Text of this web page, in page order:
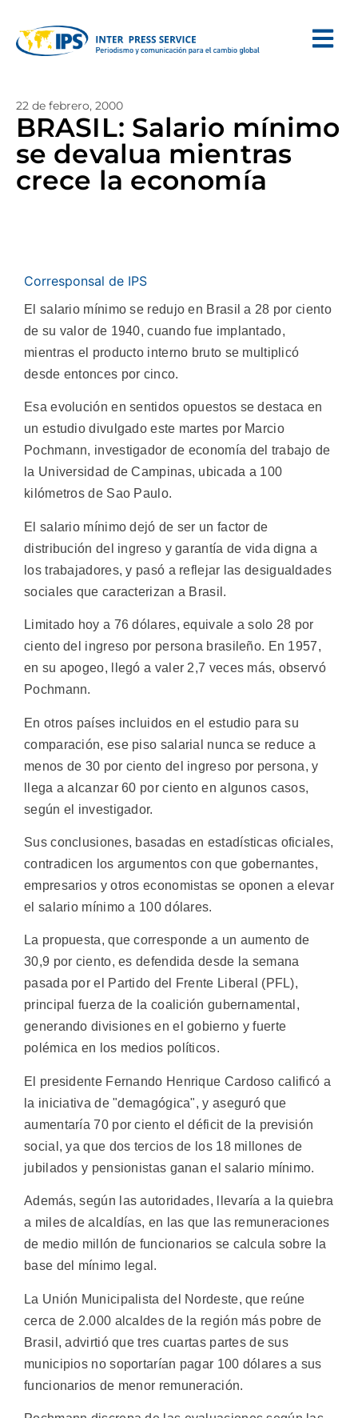
22 de febrero, 2000
BRASIL: Salario mínimo
se devalua mientras
crece la economía
Corresponsal de IPS
El salario mínimo se redujo en Brasil a 28 por ciento
de su valor de 1940, cuando fue implantado,
mientras el producto interno bruto se multiplicó
desde entonces por cinco.
Esa evolución en sentidos opuestos se destaca en
un estudio divulgado este martes por Marcio
Pochmann, investigador de economía del trabajo de
la Universidad de Campinas, ubicada a 100
kilómetros de Sao Paulo.
El salario mínimo dejó de ser un factor de
distribución del ingreso y garantía de vida digna a
los trabajadores, y pasó a reflejar las desigualdades
sociales que caracterizan a Brasil.
Limitado hoy a 76 dólares, equivale a solo 28 por
ciento del ingreso por persona brasileño. En 1957,
en su apogeo, llegó a valer 2,7 veces más, observó
Pochmann.
En otros países incluidos en el estudio para su
comparación, ese piso salarial nunca se reduce a
menos de 30 por ciento del ingreso por persona, y
llega a alcanzar 60 por ciento en algunos casos,
según el investigador.
Sus conclusiones, basadas en estadísticas oficiales,
contradicen los argumentos con que gobernantes,
empresarios y otros economistas se oponen a elevar
el salario mínimo a 100 dólares.
La propuesta, que corresponde a un aumento de
30,9 por ciento, es defendida desde la semana
pasada por el Partido del Frente Liberal (PFL),
principal fuerza de la coalición gubernamental,
generando divisiones en el gobierno y fuerte
polémica en los medios políticos.
El presidente Fernando Henrique Cardoso calificó a
la iniciativa de "demagógica", y aseguró que
aumentaría 70 por ciento el déficit de la previsión
social, ya que dos tercios de los 18 millones de
jubilados y pensionistas ganan el salario mínimo.
Además, según las autoridades, llevaría a la quiebra
a miles de alcaldías, en las que las remuneraciones
de medio millón de funcionarios se calcula sobre la
base del mínimo legal.
La Unión Municipalista del Nordeste, que reúne
cerca de 2.000 alcaldes de la región más pobre de
Brasil, advirtió que tres cuartas partes de sus
municipios no soportarían pagar 100 dólares a sus
funcionarios de menor remuneración.